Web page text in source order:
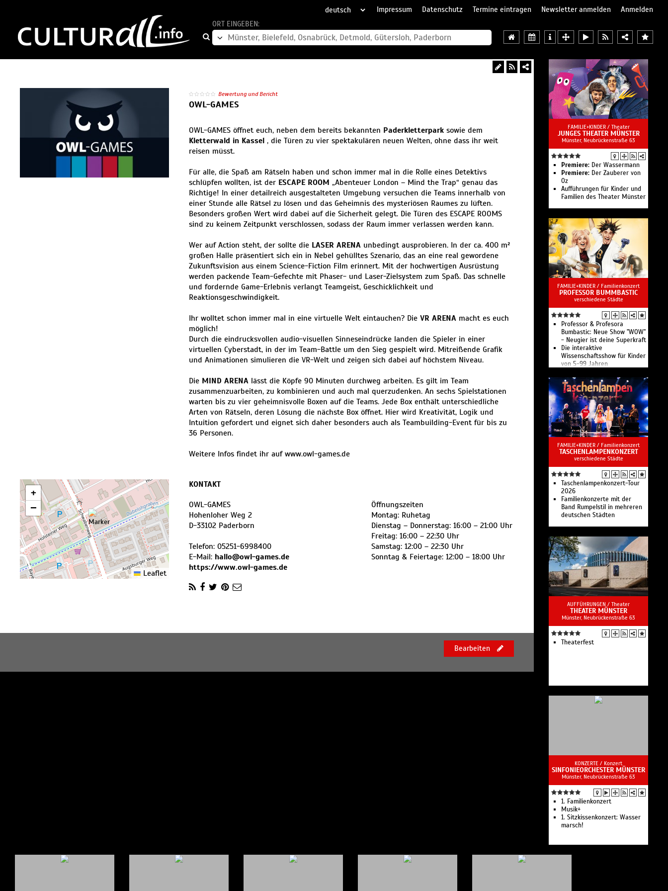
Impressum Datenschutz Termine eintragen Newsletter anmelden
Anmelden
ORT EINGEBEN:
Bewertung und Bericht
OWL-GAMES
OWL-GAMES öffnet euch, neben dem bereits bekannten Paderkletterpark sowie dem
Kletterwald in Kassel , die Türen zu vier spektakulären neuen Welten, ohne dass ihr weit
reisen müsst.
Für alle, die Spaß am Rätseln haben und schon immer mal in die Rolle eines Detektivs
schlüpfen wollten, ist der ESCAPE ROOM „Abenteuer London – Mind the Trap“ genau das
Richtige! In einer detailreich ausgestalteten Umgebung versuchen die Teams innerhalb von
einer Stunde alle Rätsel zu lösen und das Geheimnis des mysteriösen Raumes zu lüften.
Besonders großen Wert wird dabei auf die Sicherheit gelegt. Die Türen des ESCAPE ROOMS
sind zu keinem Zeitpunkt verschlossen, sodass der Raum immer verlassen werden kann.
Wer auf Action steht, der sollte die LASER ARENA unbedingt ausprobieren. In der ca. 400 m²
großen Halle präsentiert sich ein in Nebel gehülltes Szenario, das an eine real gewordene
Zukunftsvision aus einem Science-Fiction Film erinnert. Mit der hochwertigen Ausrüstung
werden packende Team-Gefechte mit Phaser- und Laser-Zielsystem zum Spaß. Das schnelle
und fordernde Game-Erlebnis verlangt Teamgeist, Geschicklichkeit und
Reaktionsgeschwindigkeit.
Ihr wolltet schon immer mal in eine virtuelle Welt eintauchen? Die VR ARENA macht es euch
möglich!
Durch die eindrucksvollen audio-visuellen Sinneseindrücke landen die Spieler in einer
virtuellen Cyberstadt, in der im Team-Battle um den Sieg gespielt wird. Mitreißende Grafik
und Animationen simulieren die VR-Welt und zeigen sich dabei auf höchstem Niveau.
Die MIND ARENA lässt die Köpfe 90 Minuten durchweg arbeiten. Es gilt im Team
zusammenzuarbeiten, zu kombinieren und auch mal querzudenken. An sechs Spielstationen
warten bis zu vier geheimnisvolle Boxen auf die Teams. Jede Box enthält unterschiedliche
Arten von Rätseln, deren Lösung die nächste Box öffnet. Hier wird Kreativität, Logik und
Intuition gefordert und eignet sich daher besonders auch als Teambuilding-Event für bis zu
36 Personen.
Weitere Infos findet ihr auf www.owl-games.de
+
−
Leaflet
KONTAKT
OWL-GAMES
Hohenloher Weg 2
D-33102 Paderborn
Telefon: 05251-6998400
E-Mail: hallo@owl-games.de
https://www.owl-games.de
Öffnungszeiten
Montag: Ruhetag
Dienstag – Donnerstag: 16:00 – 21:00 Uhr
Freitag: 16:00 – 22:30 Uhr
Samstag: 12:00 – 22:30 Uhr
Sonntag & Feiertage: 12:00 – 18:00 Uhr
Bearbeiten
FAMILIE+KINDER / Theater
JUNGES THEATER MÜNSTER
Münster, Neubrückenstraße 63
Premiere: Der Wassermann
Premiere: Der Zauberer von
Oz
Aufführungen für Kinder und
Familien des Theater Münster
FAMILIE+KINDER / Familienkonzert
PROFESSOR BUMMBASTIC
verschiedene Städte
Professor & Profesora
Bumbastic: Neue Show "WOW"
- Neugier ist deine Superkraft
Die interaktive
Wissenschaftsshow für Kinder
von 5-99 Jahren
FAMILIE+KINDER / Familienkonzert
TASCHENLAMPENKONZERT
verschiedene Städte
Taschenlampenkonzert-Tour
2026
Familienkonzerte mit der
Band Rumpelstil in mehreren
deutschen Städten
AUFFÜHRUNGEN / Theater
THEATER MÜNSTER
Münster, Neubrückenstraße 63
Theaterfest
KONZERTE / Konzert
SINFONIEORCHESTER MÜNSTER
Münster, Neubrückenstraße 63
1. Familienkonzert
Musik+
1. Sitzkissenkonzert: Wasser
marsch!